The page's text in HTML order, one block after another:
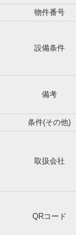
物件番号
設備条件
備考
条件(その他)
取扱会社
QRコード